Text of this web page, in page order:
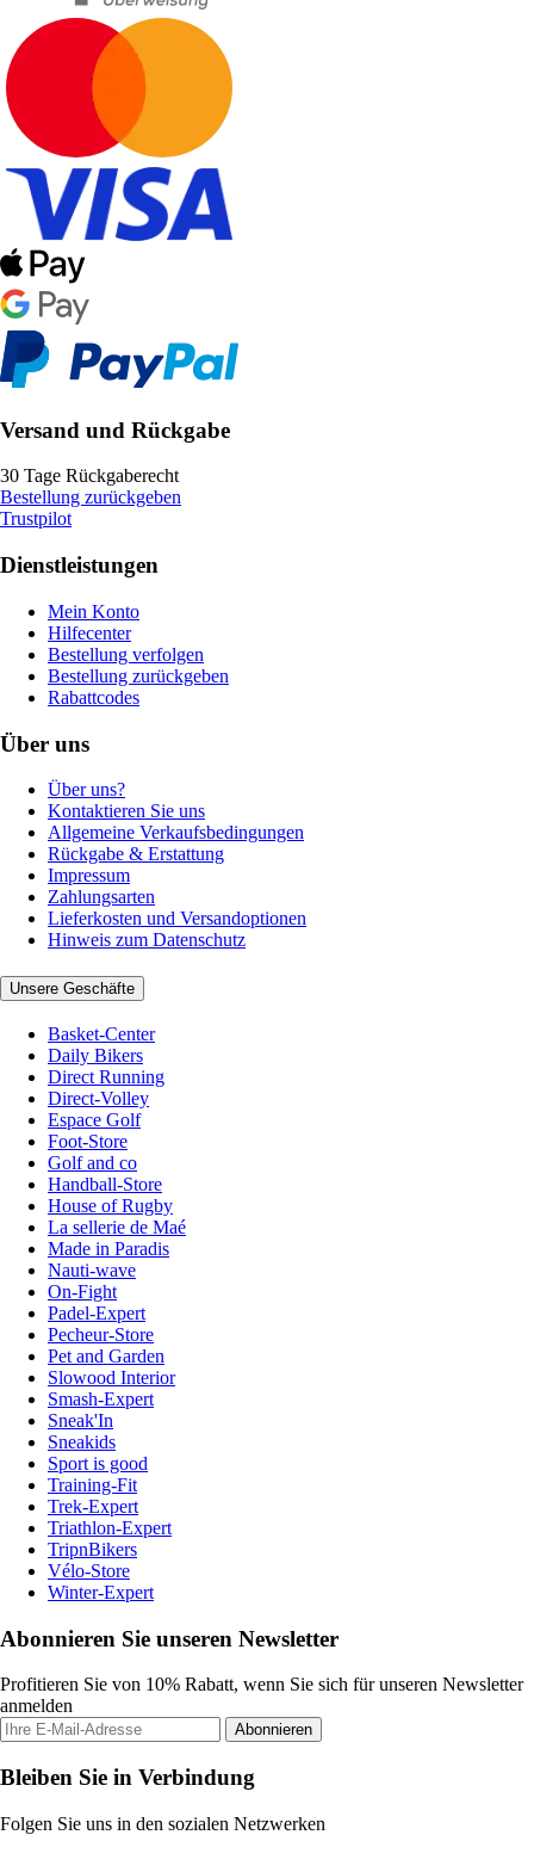
Versand und Rückgabe
30 Tage Rückgaberecht
Bestellung zurückgeben
Trustpilot
Dienstleistungen
Mein Konto
Hilfecenter
Bestellung verfolgen
Bestellung zurückgeben
Rabattcodes
Über uns
Über uns?
Kontaktieren Sie uns
Allgemeine Verkaufsbedingungen
Rückgabe & Erstattung
Impressum
Zahlungsarten
Lieferkosten und Versandoptionen
Hinweis zum Datenschutz
Unsere Geschäfte
Basket-Center
Daily Bikers
Direct Running
Direct-Volley
Espace Golf
Foot-Store
Golf and co
Handball-Store
House of Rugby
La sellerie de Maé
Made in Paradis
Nauti-wave
On-Fight
Padel-Expert
Pecheur-Store
Pet and Garden
Slowood Interior
Smash-Expert
Sneak'In
Sneakids
Sport is good
Training-Fit
Trek-Expert
Triathlon-Expert
TripnBikers
Vélo-Store
Winter-Expert
Abonnieren Sie unseren Newsletter
Profitieren Sie von 10% Rabatt, wenn Sie sich für unseren Newsletter
anmelden
Abonnieren
Bleiben Sie in Verbindung
Folgen Sie uns in den sozialen Netzwerken